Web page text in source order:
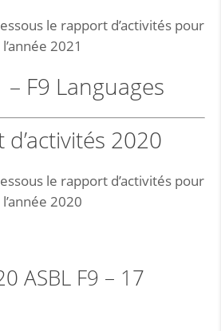
le rapport d’activités pour
l’année 2021
– F9 Languages
2020
le rapport d’activités pour
l’année 2020
ASBL F9 – 17